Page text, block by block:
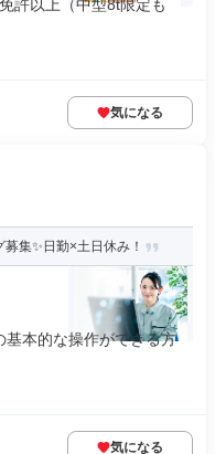
許以上（中型8t限定も
気になる
集✨日勤×土日休み！
基本的な操作ができる方
気になる